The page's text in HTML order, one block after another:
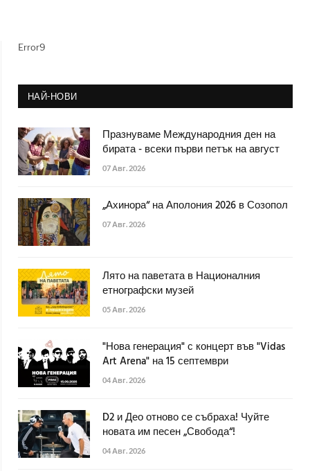
Error9
НАЙ-НОВИ
Празнуваме Международния ден на
бирата - всеки първи петък на август
07 Авг. 2026
„Ахинора“ на Аполония 2026 в Созопол
07 Авг. 2026
Лято на паветата в Националния
етнографски музей
05 Авг. 2026
"Нова генерация" с концерт във "Vidas
Art Arena" на 15 септември
04 Авг. 2026
D2 и Део отново се събраха! Чуйте
новата им песен „Свобода“!
04 Авг. 2026